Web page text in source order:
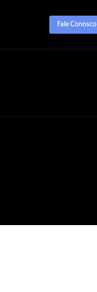
Fale Conosco